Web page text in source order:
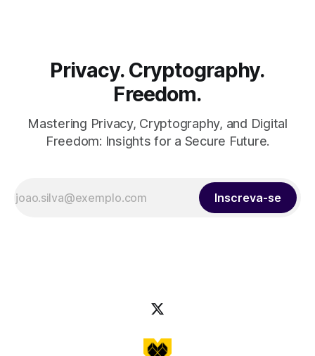
Privacy. Cryptography.
Freedom.
Mastering Privacy, Cryptography, and Digital
Freedom: Insights for a Secure Future.
Inscreva-se